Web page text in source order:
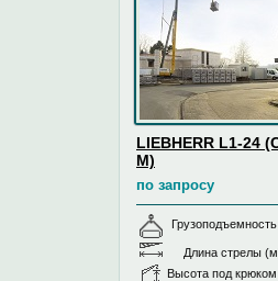
LIEBHERR L1-24
М)
по запросу
Грузоподъемность
Длина стрелы
Высота под